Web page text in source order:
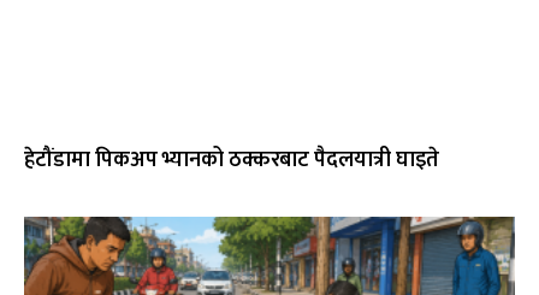
हेटौंडामा पिकअप भ्यानको ठक्करबाट पैदलयात्री घाइते